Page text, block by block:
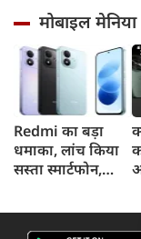
पेलेट से नहीं डरे, इससे
भी नहीं डरेंगे
मोबाइल मेनिया
Redmi का बड़ा
धमाका, लांच किया
सस्ता स्मार्टफोन,